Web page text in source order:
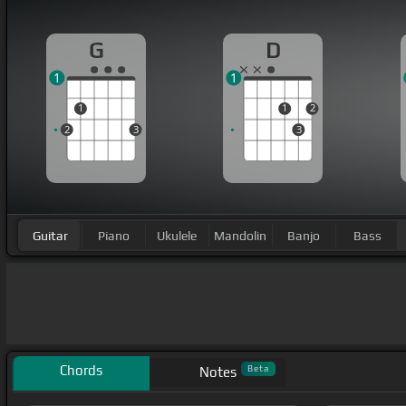
G
2
1
3
1
D
1
3
2
1
Guitar Piano Ukulele Mandolin Banjo Bass
Chords Notes Beta